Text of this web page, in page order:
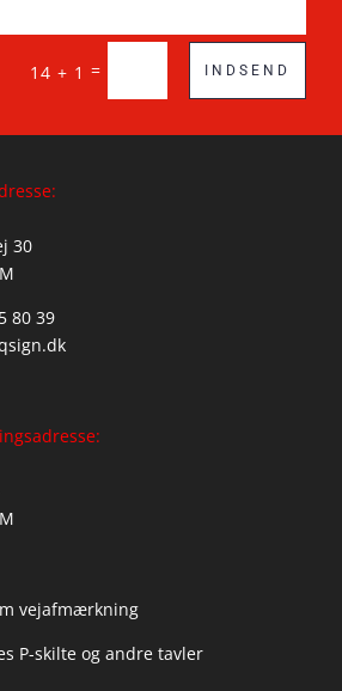
14 + 1 = INDSEND
30
80 39
vejafmærkning
P-skilte og andre tavler